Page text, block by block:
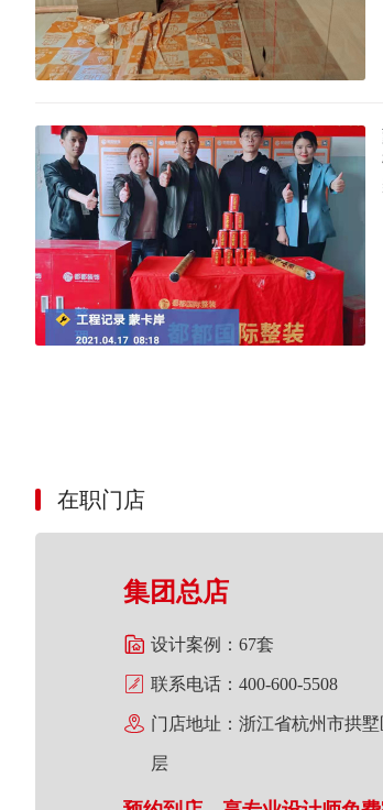
在职门店
集团总店
 设计案例： 67套
 联系电话： 400-600-5508
 门店地址： 浙江省杭州市拱
层